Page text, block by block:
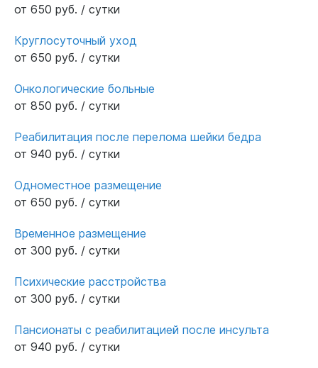
от 650 руб. / сутки
Круглосуточный уход
от 650 руб. / сутки
Онкологические больные
от 850 руб. / сутки
Реабилитация после перелома шейки бедра
от 940 руб. / сутки
Одноместное размещение
от 650 руб. / сутки
Временное размещение
от 300 руб. / сутки
Психические расстройства
от 300 руб. / сутки
Пансионаты с реабилитацией после инсульта
от 940 руб. / сутки